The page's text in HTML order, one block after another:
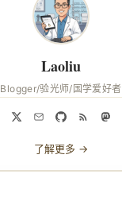
Laoliu
Blogger/验光师/国学爱好者
了解更多 →